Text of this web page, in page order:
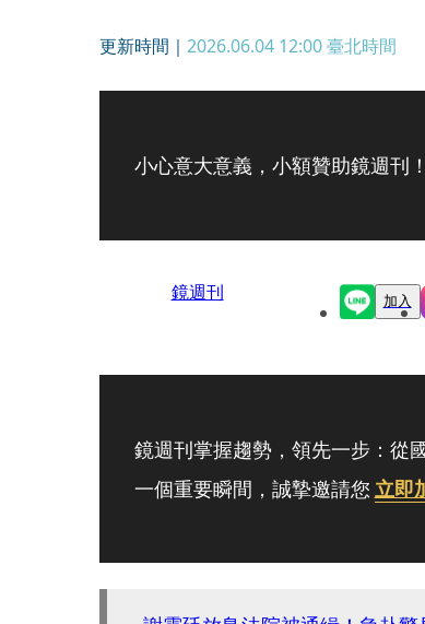
更新時間｜ 2026.06.04 12:00臺北時間
小心意大意義，小額贊助鏡週刊！
鏡週刊 加入
鏡週刊掌握趨勢，領先一步：從
一個重要瞬間，誠摯邀請您 立即